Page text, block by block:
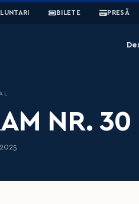
BILETE PRESĂ
NR. 30